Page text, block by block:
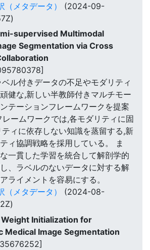
（メタデータ）
(2024-09-
supervised Multimodal
Segmentation via Cross
ル付きデータの不足やモダリティ
健な,新しい半教師付きマルチモー
テーションフレームワークを提案
ームワークでは,各モダリティに固
ィに依存しない知識を蒸留する,新
ィ協調戦略を採用している。 ま
一貫した学習を統合して解剖学的
、ラベルのないデータに対する解
ライメントを容易にする。
（メタデータ）
(2024-08-
Initialization for
Medical Image Segmentation